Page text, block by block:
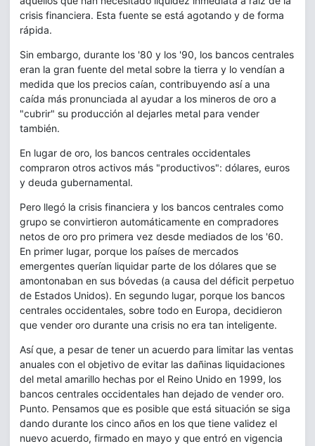
crisis financiera. Esta fuente se está agotando y de forma
rápida.
Sin embargo, durante los '80 y los '90, los bancos centrales
eran la gran fuente del metal sobre la tierra y lo vendían a
medida que los precios caían, contribuyendo así a una
caída más pronunciada al ayudar a los mineros de oro a
"cubrir" su producción al dejarles metal para vender
también.
En lugar de oro, los bancos centrales occidentales
compraron otros activos más "productivos": dólares, euros
y deuda gubernamental.
Pero llegó la crisis financiera y los bancos centrales como
grupo se convirtieron automáticamente en compradores
netos de oro pro primera vez desde mediados de los '60.
En primer lugar, porque los países de mercados
emergentes querían liquidar parte de los dólares que se
amontonaban en sus bóvedas (a causa del déficit perpetuo
de Estados Unidos). En segundo lugar, porque los bancos
centrales occidentales, sobre todo en Europa, decidieron
que vender oro durante una crisis no era tan inteligente.
Así que, a pesar de tener un acuerdo para limitar las ventas
anuales con el objetivo de evitar las dañinas liquidaciones
del metal amarillo hechas por el Reino Unido en 1999, los
bancos centrales occidentales han dejado de vender oro.
Punto. Pensamos que es posible que está situación se siga
dando durante los cinco años en los que tiene validez el
nuevo acuerdo, firmado en mayo y que entró en vigencia